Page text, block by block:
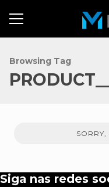
Browsing Tag
Siga nas redes